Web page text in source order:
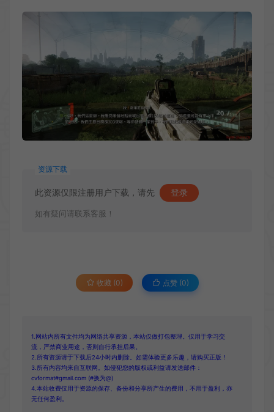
资源下载
此资源仅限注册用户下载，请先 登录
如有疑问请联系客服！
收藏 (0) 点赞 (0)
1.网站内所有文件均为网络共享资源，本站仅做打包整理。仅用于学习交
流，严禁商业用途，否则自行承担后果。
2.所有资源请于下载后24小时内删除。如需体验更多乐趣，请购买正版！
3.所有内容均来自互联网。如侵犯您的版权或利益请发送邮件：
cvformat#gmail.com (#换为@)
4.本站收费仅用于资源的保存、备份和分享所产生的费用，不用于盈利，亦
无任何盈利。